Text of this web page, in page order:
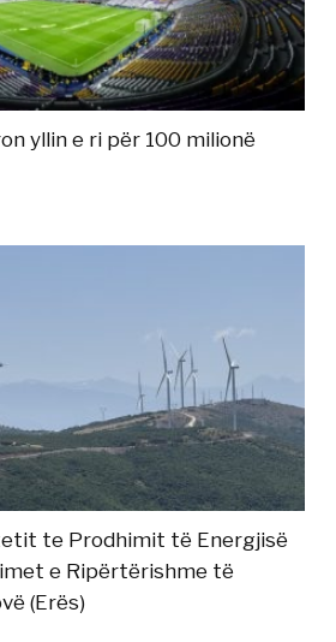
yllin e ri për 100 milionë
te Prodhimit të Energjisë
e Ripërtërishme të
(Erës)